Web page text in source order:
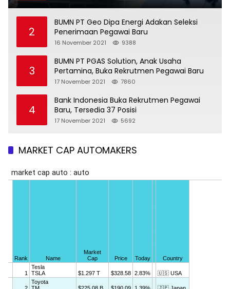
2
BUMN PT Geo Dipa Energi Adakan Seleksi
Penerimaan Pegawai Baru
16 November 2021 9388
3
BUMN PT PGAS Solution, Anak Usaha
Pertamina, Buka Rekrutmen Pegawai Baru
17 November 2021 7860
4
Bank Indonesia Buka Rekrutmen Pegawai
Baru, Tersedia 37 Posisi
17 November 2021 5692
MARKET CAP AUTOMAKERS